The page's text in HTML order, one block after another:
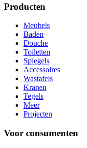
Producten
Meubels
Baden
Douche
Toiletten
Spiegels
Accessoires
Wastafels
Kranen
Tegels
Meer
Projecten
Voor consumenten